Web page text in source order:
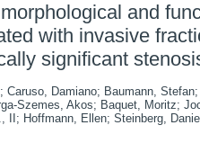
and
with invasive
significant
; Caruso, Damiano; Baumann, Stefan;
Szemes, Akos; Baquet, Moritz;
II ; Hoffmann, Ellen; Steinberg,